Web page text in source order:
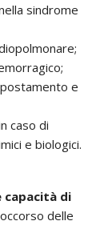
sindrome
e
caso di
e biologici.
capacità di
delle